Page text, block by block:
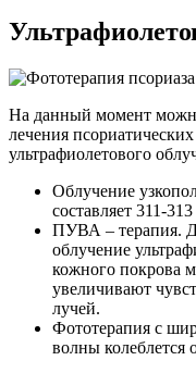
На данный момент
лечения
ультрафиолетового
Облучение
составляет 311-
ПУВА – терапия.
облучение
кожного покрова
увеличивают
лучей.
Фототерапия с
волны колеблется